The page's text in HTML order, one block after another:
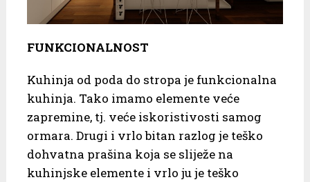
FUNKCIONALNOST
Kuhinja od poda do stropa je funkcionalna
kuhinja. Tako imamo elemente veće
zapremine, tj. veće iskoristivosti samog
ormara. Drugi i vrlo bitan razlog je teško
dohvatna prašina koja se sliježe na
kuhinjske elemente i vrlo ju je teško